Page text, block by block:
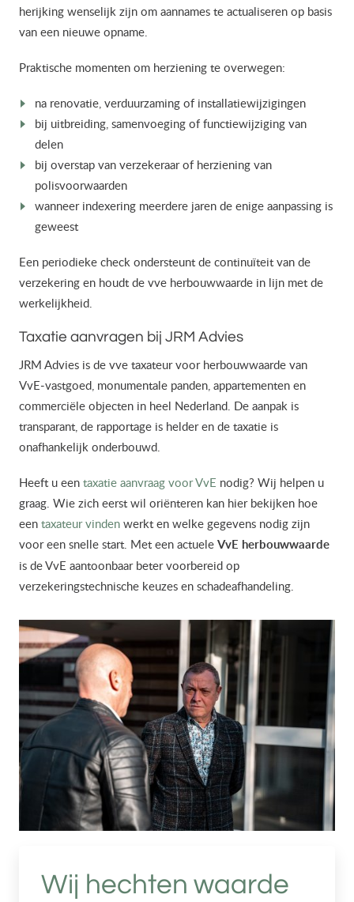
herijking wenselijk zijn om aannames te actualiseren op basis
van een nieuwe opname.
Praktische momenten om herziening te overwegen:
na renovatie, verduurzaming of installatiewijzigingen
bij uitbreiding, samenvoeging of functiewijziging van
delen
bij overstap van verzekeraar of herziening van
polisvoorwaarden
wanneer indexering meerdere jaren de enige aanpassing is
geweest
Een periodieke check ondersteunt de continuïteit van de
verzekering en houdt de vve herbouwwaarde in lijn met de
werkelijkheid.
Taxatie aanvragen bij JRM Advies
JRM Advies is de vve taxateur voor herbouwwaarde van
VvE‑vastgoed, monumentale panden, appartementen en
commerciële objecten in heel Nederland. De aanpak is
transparant, de rapportage is helder en de taxatie is
onafhankelijk onderbouwd.
Heeft u een taxatie aanvraag voor VvE nodig? Wij helpen u
graag. Wie zich eerst wil oriënteren kan hier bekijken hoe
een taxateur vinden werkt en welke gegevens nodig zijn
voor een snelle start. Met een actuele VvE herbouwwaarde
is de VvE aantoonbaar beter voorbereid op
verzekeringstechnische keuzes en schadeafhandeling.
Wij hechten waarde